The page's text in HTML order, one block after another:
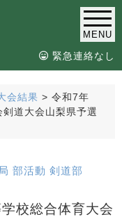
MENU
緊急連絡なし
会結果 > 令和7年
剣道大会山梨県予選
部活動 剣道部
校総合体育大会